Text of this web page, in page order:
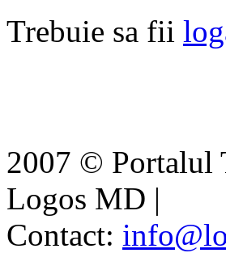
Trebuie sa fii
2007 © Portalul
Logos MD |
Contact: